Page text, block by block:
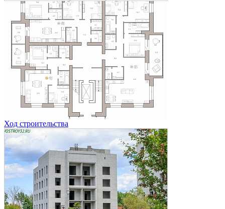
Ход строительства